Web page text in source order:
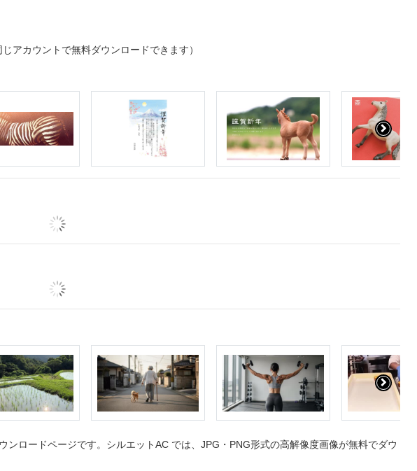
じアカウントで無料ダウンロードできます）
ロードページです。シルエットAC では、JPG・PNG形式の高解像度画像が無料でダウ